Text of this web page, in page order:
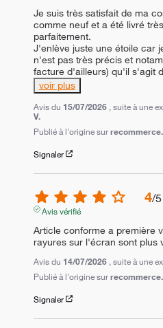
Je suis très satisfait de ma
comme neuf et a été livré
parfaitement.
J'enlève juste une étoile car
n'est pas très précis et
facture d'ailleurs) qu'il s'agit
voir plus
Avis du 15/07/2026 , suite à une
V.
Publié à l'origine sur
Signaler
4/5
Avis vérifié
Article conforme a première
rayures sur l'écran sont plus
Avis du 14/07/2026 , suite à une
Publié à l'origine sur
Signaler